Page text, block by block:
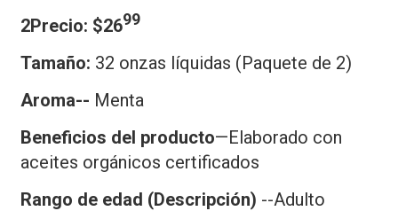
2Precio: $2699
Tamaño: 32 onzas líquidas (Paquete de 2)
Aroma-- Menta
Beneficios del producto—Elaborado con
aceites orgánicos certificados
Rango de edad (Descripción) --Adulto